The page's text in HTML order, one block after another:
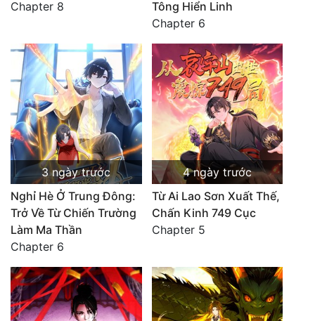
Chapter 8
Tông Hiển Linh
Chapter 6
3 ngày trước
Nghỉ Hè Ở Trung Đông:
Trở Về Từ Chiến Trường
Làm Ma Thần
Chapter 6
4 ngày trước
Từ Ai Lao Sơn Xuất Thế,
Chấn Kinh 749 Cục
Chapter 5